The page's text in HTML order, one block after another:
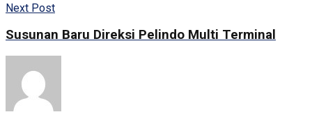
Next Post
Susunan Baru Direksi Pelindo Multi Terminal